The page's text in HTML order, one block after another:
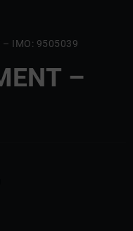
– IMO: 9505039
–